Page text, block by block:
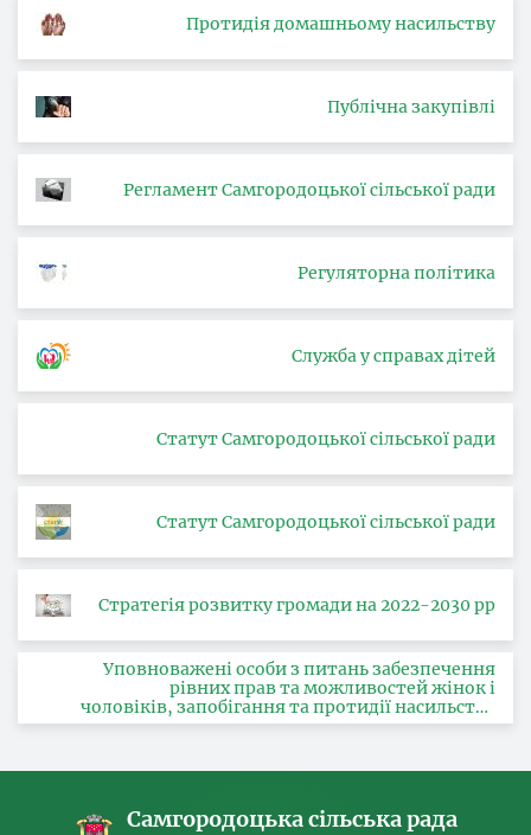
Протидія домашньому насильству
Публічна закупівлі
Регламент Самгородоцької сільської ради
Регуляторна політика
Служба у справах дітей
Статут Самгородоцької сільської ради
Статут Самгородоцької сільської ради
Стратегія розвитку громади на 2022-2030 рр
Уповноважені особи з питань забезпечення
рівних прав та можливостей жінок і
чоловіків, запобігання та протидії насильству
за ознакою статі, з питань здійснення заходів,
Самгородоцька сільська рада